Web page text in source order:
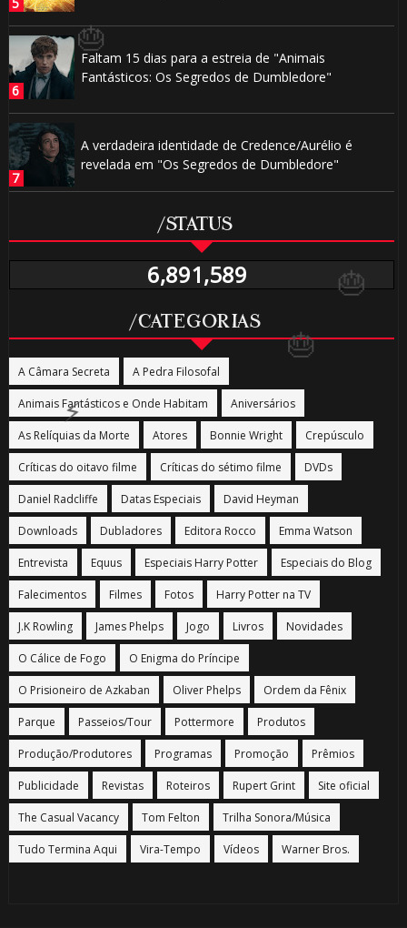
Faltam 15 dias para a estreia de "Animais
Fantásticos: Os Segredos de Dumbledore"
A verdadeira identidade de Credence/Aurélio é
revelada em "Os Segredos de Dumbledore"
/STATUS
6,891,589
/CATEGORIAS
A Câmara Secreta A Pedra Filosofal
Animais Fantásticos e Onde Habitam Aniversários
As Relíquias da Morte Atores Bonnie Wright Crepúsculo
Críticas do oitavo filme Críticas do sétimo filme DVDs
Daniel Radcliffe Datas Especiais David Heyman
Downloads Dubladores Editora Rocco Emma Watson
Entrevista Equus Especiais Harry Potter Especiais do Blog
Falecimentos Filmes Fotos Harry Potter na TV
J.K Rowling James Phelps Jogo Livros Novidades
O Cálice de Fogo O Enigma do Príncipe
O Prisioneiro de Azkaban Oliver Phelps Ordem da Fênix
Parque Passeios/Tour Pottermore Produtos
Produção/Produtores Programas Promoção Prêmios
Publicidade Revistas Roteiros Rupert Grint Site oficial
The Casual Vacancy Tom Felton Trilha Sonora/Música
Tudo Termina Aqui Vira-Tempo Vídeos Warner Bros.